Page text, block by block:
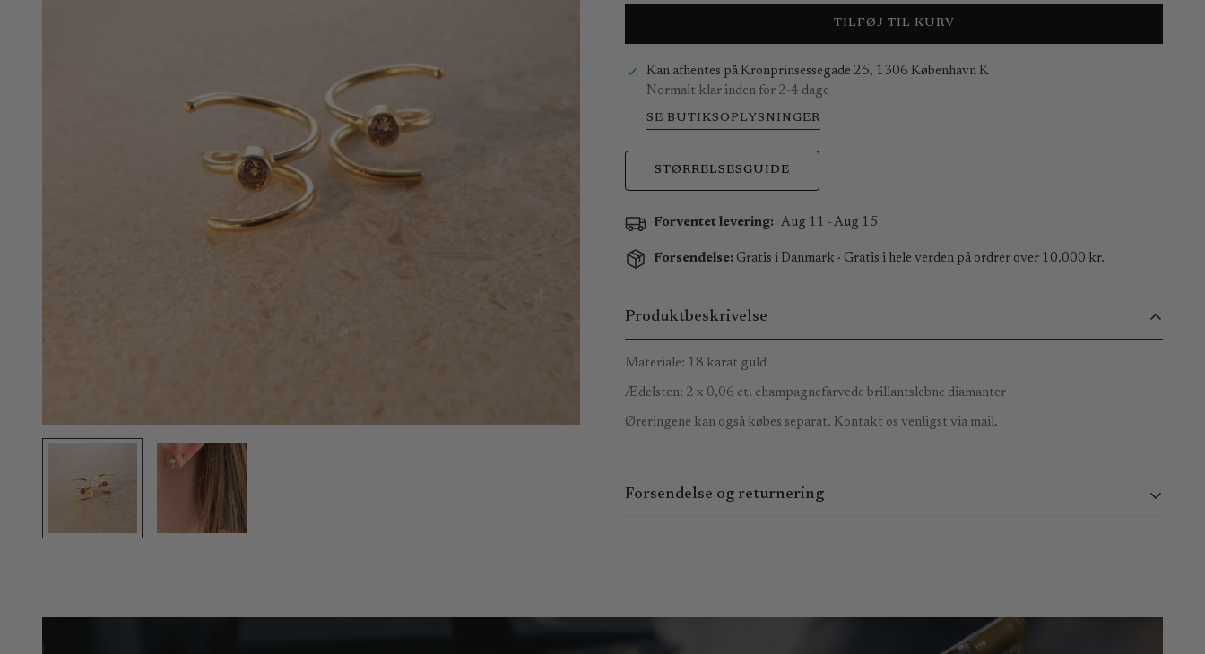
TILFØJ TIL KURV
Kan afhentes på Kronprinsessegade 25, 1306 København K
Normalt klar inden for 2-4 dage
SE BUTIKSOPLYSNINGER
STØRRELSESGUIDE
Forventet levering: Aug 11 - Aug 15
Forsendelse: Gratis i Danmark · Gratis i hele verden på ordrer over 10.000 kr.
Produktbeskrivelse
Materiale: 18 karat guld
Ædelsten: 2 x 0,06 ct. champagnefarvede brillantslebne diamanter
Øreringene kan også købes separat. Kontakt os venligst via mail.
Forsendelse og returnering
Du kan forvente at modtage din ordre inden for 3-8 hverdage. Da vi ikke kan garantere lokale